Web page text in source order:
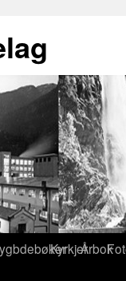
KyrkjerÅrbok